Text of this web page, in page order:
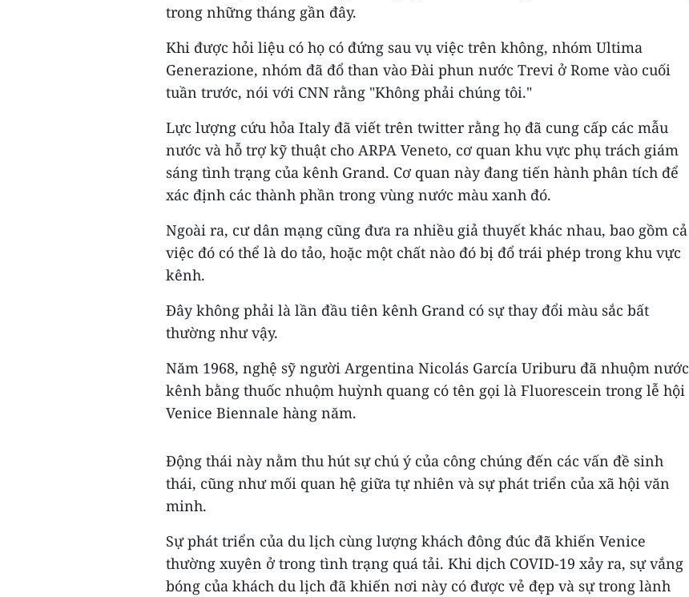
trong những tháng gần đây.
Khi được hỏi liệu có họ có đứng sau vụ việc trên không, nhóm Ultima
Generazione, nhóm đã đổ than vào Đài phun nước Trevi ở Rome vào cuối
tuần trước, nói với CNN rằng "Không phải chúng tôi."
Lực lượng cứu hỏa Italy đã viết trên twitter rằng họ đã cung cấp các mẫu
nước và hỗ trợ kỹ thuật cho ARPA Veneto, cơ quan khu vực phụ trách giám
sáng tình trạng của kênh Grand. Cơ quan này đang tiến hành phân tích để
xác định các thành phần trong vùng nước màu xanh đó.
Ngoài ra, cư dân mạng cũng đưa ra nhiều giả thuyết khác nhau, bao gồm cả
việc đó có thể là do tảo, hoặc một chất nào đó bị đổ trái phép trong khu vực
kênh.
Đây không phải là lần đầu tiên kênh Grand có sự thay đổi màu sắc bất
thường như vậy.
Năm 1968, nghệ sỹ người Argentina Nicolás García Uriburu đã nhuộm nước
kênh bằng thuốc nhuộm huỳnh quang có tên gọi là Fluorescein trong lễ hội
Venice Biennale hàng năm.
Động thái này nằm thu hút sự chú ý của công chúng đến các vấn đề sinh
thái, cũng như mối quan hệ giữa tự nhiên và sự phát triển của xã hội văn
minh.
Sự phát triển của du lịch cùng lượng khách đông đúc đã khiến Venice
thường xuyên ở trong tình trạng quá tải. Khi dịch COVID-19 xảy ra, sự vắng
bóng của khách du lịch đã khiến nơi này có được vẻ đẹp và sự trong lành